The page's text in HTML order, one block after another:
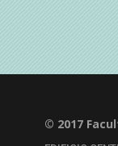
© 2017